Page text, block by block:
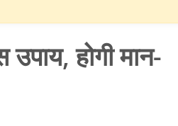
होगी मान-